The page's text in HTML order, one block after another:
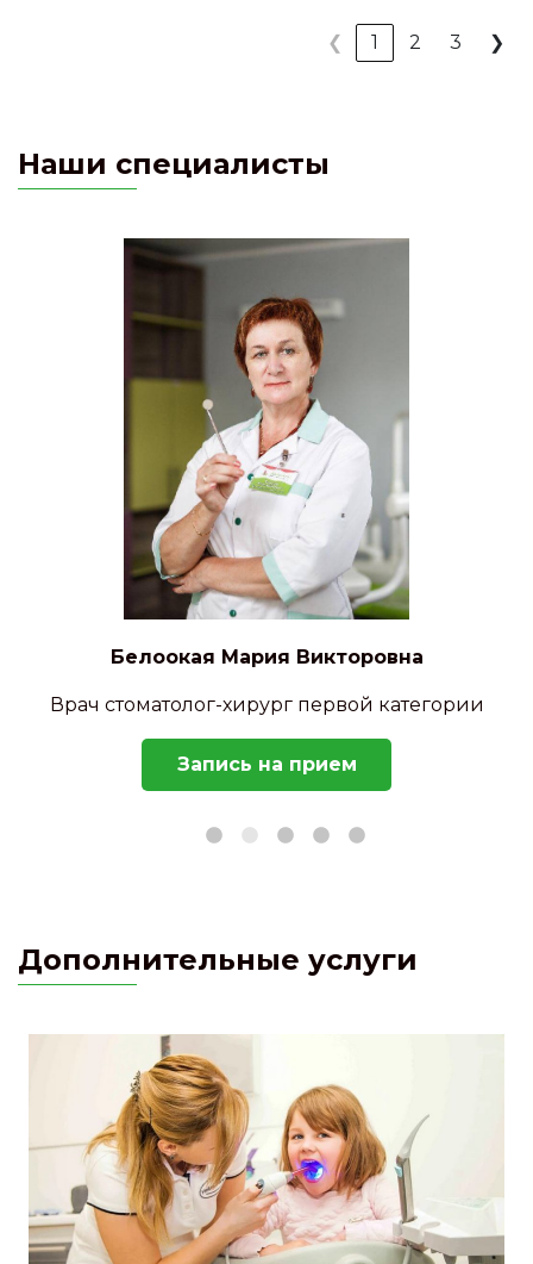
❮ 1 2 3 ❯
Наши специалисты
Белоокая Мария Викторовна
хирург первой категории
Запись на прием
Врач
Дополнительные услуги